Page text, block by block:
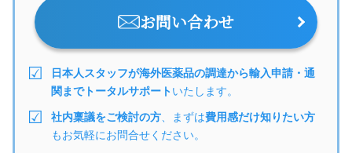
お問い合わせ
日本人スタッフが海外医薬品の調達から輸入申請・通
関までトータルサポートいたします。
社内稟議をご検討の方 、まずは費用感だけ知りたい方
もお気軽にお問合せください。